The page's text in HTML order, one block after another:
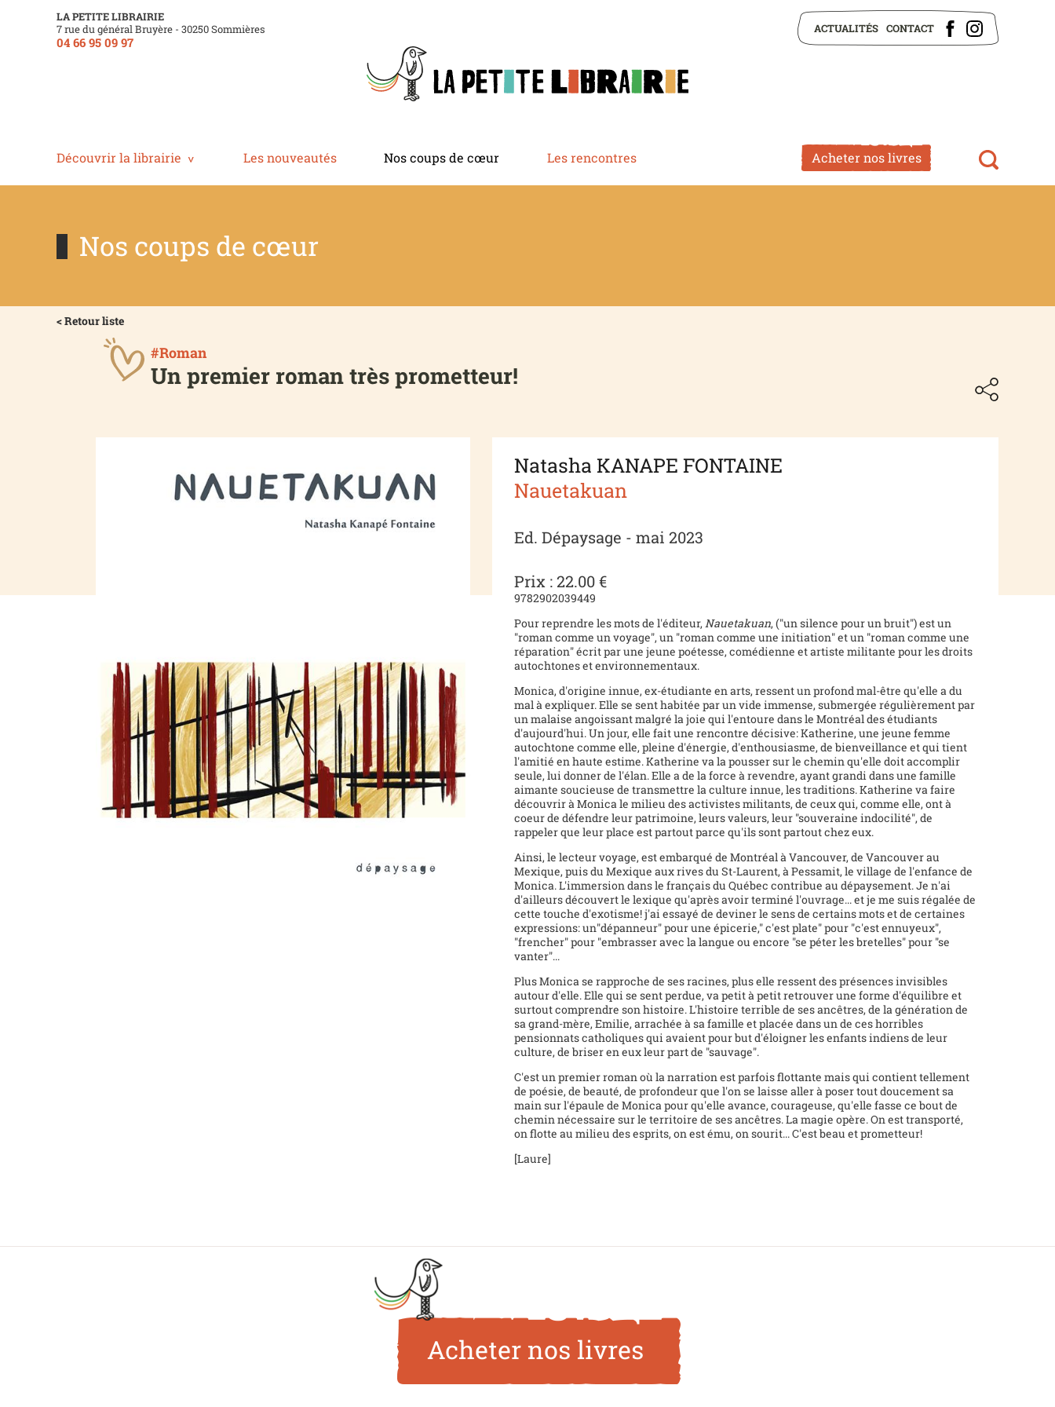
LA PETITE LIBRAIRIE
7 rue du général Bruyère - 30250 Sommières
04 66 95 09 97
ACTUALITÉS CONTACT
Découvrir la librairie Les nouveautés Nos coups de cœur Les rencontres Acheter nos livres
Nos coups de cœur
< Retour liste
#Roman
Un premier roman très prometteur!
Natasha KANAPE FONTAINE
Nauetakuan
Ed. Dépaysage - mai 2023
Prix : 22.00 €
9782902039449
Pour reprendre les mots de l'éditeur, Nauetakuan, ("un silence pour un bruit") est un
"roman comme un voyage", un "roman comme une initiation" et un "roman comme une
réparation" écrit par une jeune poétesse, comédienne et artiste militante pour les droits
autochtones et environnementaux.
Monica, d'origine innue, ex-étudiante en arts, ressent un profond mal-être qu'elle a du
mal à expliquer. Elle se sent habitée par un vide immense, submergée régulièrement par
un malaise angoissant malgré la joie qui l'entoure dans le Montréal des étudiants
d'aujourd'hui. Un jour, elle fait une rencontre décisive: Katherine, une jeune femme
autochtone comme elle, pleine d'énergie, d'enthousiasme, de bienveillance et qui tient
l'amitié en haute estime. Katherine va la pousser sur le chemin qu'elle doit accomplir
seule, lui donner de l'élan. Elle a de la force à revendre, ayant grandi dans une famille
aimante soucieuse de transmettre la culture innue, les traditions. Katherine va faire
découvrir à Monica le milieu des activistes militants, de ceux qui, comme elle, ont à
coeur de défendre leur patrimoine, leurs valeurs, leur "souveraine indocilité", de
rappeler que leur place est partout parce qu'ils sont partout chez eux.
Ainsi, le lecteur voyage, est embarqué de Montréal à Vancouver, de Vancouver au
Mexique, puis du Mexique aux rives du St-Laurent, à Pessamit, le village de l'enfance de
Monica. L'immersion dans le français du Québec contribue au dépaysement. Je n'ai
d'ailleurs découvert le lexique qu'après avoir terminé l'ouvrage... et je me suis régalée de
cette touche d'exotisme! j'ai essayé de deviner le sens de certains mots et de certaines
expressions: un"dépanneur" pour une épicerie," c'est plate" pour "c'est ennuyeux",
"frencher" pour "embrasser avec la langue ou encore "se péter les bretelles" pour "se
vanter"...
Plus Monica se rapproche de ses racines, plus elle ressent des présences invisibles
autour d'elle. Elle qui se sent perdue, va petit à petit retrouver une forme d'équilibre et
surtout comprendre son histoire. L'histoire terrible de ses ancêtres, de la génération de
sa grand-mère, Emilie, arrachée à sa famille et placée dans un de ces horribles
pensionnats catholiques qui avaient pour but d'éloigner les enfants indiens de leur
culture, de briser en eux leur part de "sauvage".
C'est un premier roman où la narration est parfois flottante mais qui contient tellement
de poésie, de beauté, de profondeur que l'on se laisse aller à poser tout doucement sa
main sur l'épaule de Monica pour qu'elle avance, courageuse, qu'elle fasse ce bout de
chemin nécessaire sur le territoire de ses ancêtres. La magie opère. On est transporté,
on flotte au milieu des esprits, on est ému, on sourit... C'est beau et prometteur!
[Laure]
Acheter nos livres